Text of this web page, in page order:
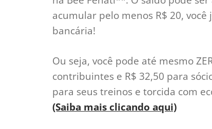
acumular pelo menos R$ 20,
bancária!
Ou seja, você pode até mesmo
contribuintes e R$ 32,50 para
para seus treinos e torcida com
(Saiba mais clicando aqui)